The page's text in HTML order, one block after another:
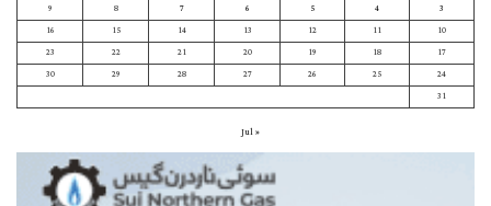
3
4
5
6
7
8
9
10
11
12
13
14
15
16
17
18
19
20
21
22
23
24
25
26
27
28
29
30
31
« Jul